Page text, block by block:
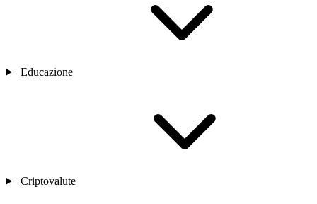
Educazione
Criptovalute